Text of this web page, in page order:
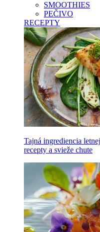
SMOOTHIES
PEČIVO
RECEPTY
Tajná ingrediencia
recepty a svieže chute